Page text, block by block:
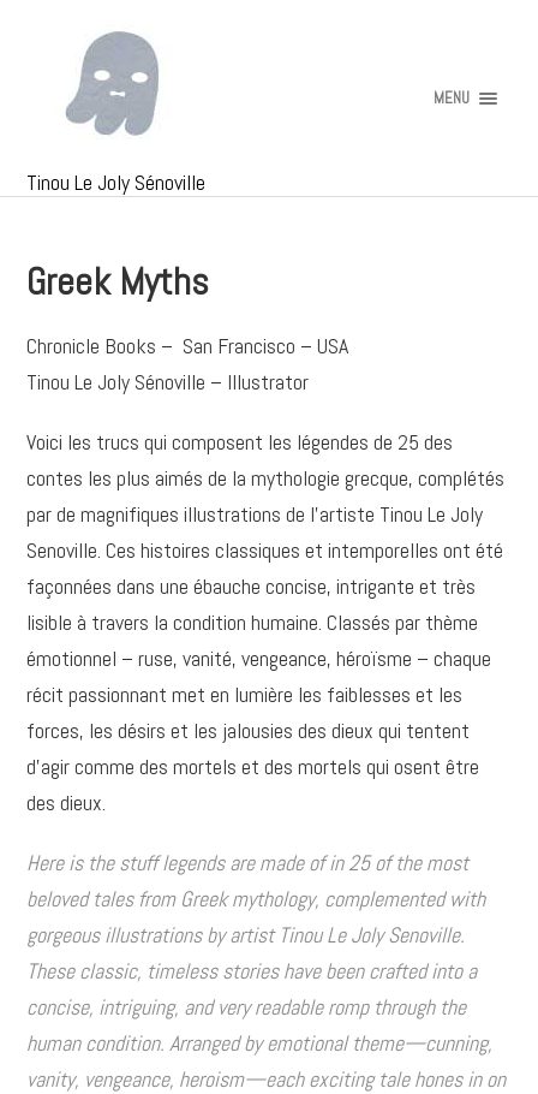
Tinou Le Joly Sénoville
MENU
Greek Myths
Chronicle Books – San Francisco – USA
Tinou Le Joly Sénoville – Illustrator
Voici les trucs qui composent les légendes de 25 des
contes les plus aimés de la mythologie grecque, complétés
par de magnifiques illustrations de l’artiste Tinou Le Joly
Senoville. Ces histoires classiques et intemporelles ont été
façonnées dans une ébauche concise, intrigante et très
lisible à travers la condition humaine. Classés par thème
émotionnel – ruse, vanité, vengeance, héroïsme – chaque
récit passionnant met en lumière les faiblesses et les
forces, les désirs et les jalousies des dieux qui tentent
d’agir comme des mortels et des mortels qui osent être
des dieux.
Here is the stuff legends are made of in 25 of the most
beloved tales from Greek mythology, complemented with
gorgeous illustrations by artist Tinou Le Joly Senoville.
These classic, timeless stories have been crafted into a
concise, intriguing, and very readable romp through the
human condition. Arranged by emotional theme—cunning,
vanity, vengeance, heroism—each exciting tale hones in on